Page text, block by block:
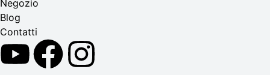
Negozio
Blog
Contatti